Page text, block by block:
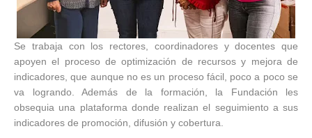
Se trabaja con los rectores, coordinadores y docentes que
apoyen el proceso de optimización de recursos y mejora de
indicadores, que aunque no es un proceso fácil, poco a poco se
va logrando. Además de la formación, la Fundación les
obsequia una plataforma donde realizan el seguimiento a sus
indicadores de promoción, difusión y cobertura.